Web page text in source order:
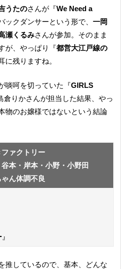
うたのさんが『We Need a
ックダンサーという形で、 一岡
瀬くるみさんが参加。そのまま
が、やっぱり『都営大江戸線の
に残りますね。
啖呵を切っていた『GIRLS
倉りかさんが担当した結果、やっ
物のお嬢様ではないという結論
ァクトリー
本・岸本・小野・小野田
ん体調不良
』
推しているので、基本、どんな